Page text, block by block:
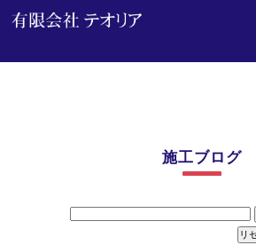
施工ブログ